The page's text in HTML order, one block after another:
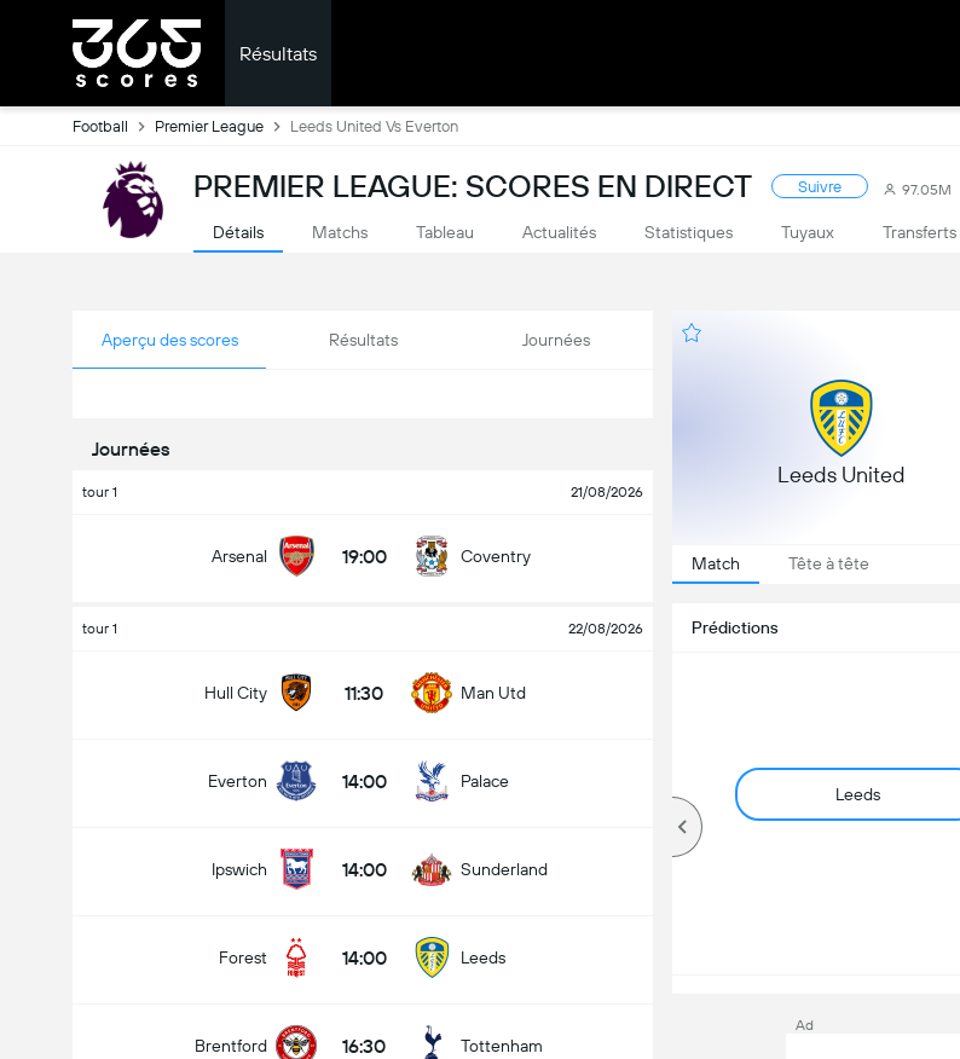
Résultats
Football Premier League Leeds United Vs Everton
PREMIER LEAGUE: SCORES EN DIRECT Suivre 97.05M
Détails Matchs Tableau Actualités Statistiques Tuyaux Transferts
Aperçu des scores Résultats Journées
Journées
tour 1 21/08/2026
Arsenal 19:00 Coventry
tour 1 22/08/2026
Hull City 11:30 Man Utd
Everton 14:00 Palace
Ipswich 14:00 Sunderland
Forest 14:00 Leeds
Brentford 16:30 Tottenham
Leeds United
Match Tête à tête
Prédictions
Leeds
Nombre total de but (2.5)
Plus de
Ad